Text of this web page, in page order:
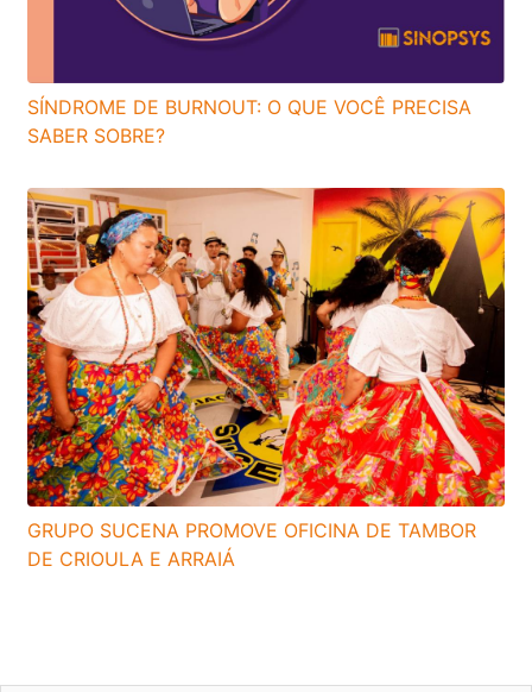
SÍNDROME DE BURNOUT: O QUE VOCÊ PRECISA
SABER SOBRE?
GRUPO SUCENA PROMOVE OFICINA DE TAMBOR
DE CRIOULA E ARRAIÁ